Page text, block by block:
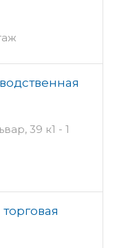
39 к1 - 1